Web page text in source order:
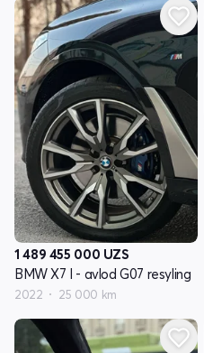
1 489 455 000 UZS
BMW X7 I - avlod G07 resyling
2022 25 000 km